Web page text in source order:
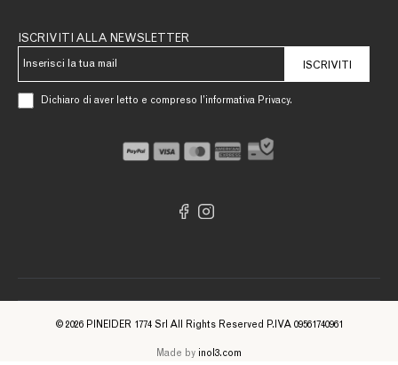
ISCRIVITI ALLA NEWSLETTER
ISCRIVITI
Dichiaro di aver letto e compreso l’informativa Privacy.
© 2026 PINEIDER 1774 Srl All Rights Reserved P.IVA 09561740961
Made by inol3.com